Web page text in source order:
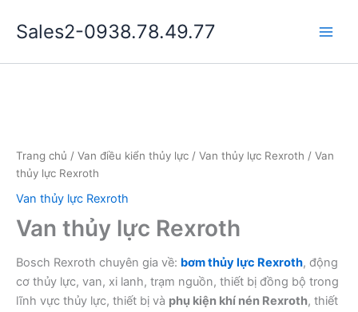
dung
Sales2-0938.78.49.77
Trang chủ / Van điều kiển thủy lực / Van thủy lực Rexroth / Van
thủy lực Rexroth
Van thủy lực Rexroth
Van thủy lực Rexroth
Bosch Rexroth chuyên gia về: bơm thủy lực Rexroth, động
cơ thủy lực, van, xi lanh, trạm nguồn, thiết bị đồng bộ trong
lĩnh vực thủy lực, thiết bị và phụ kiện khí nén Rexroth, thiết